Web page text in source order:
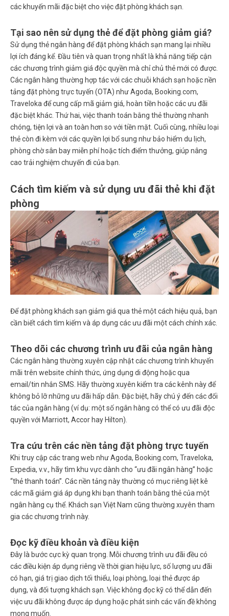
các khuyến mãi đặc biệt cho việc đặt phòng khách sạn.
Tại sao nên sử dụng thẻ để đặt phòng giảm giá?
Sử dụng thẻ ngân hàng để đặt phòng khách sạn mang lại nhiều
lợi ích đáng kể. Đầu tiên và quan trọng nhất là khả năng tiếp cận
các chương trình giảm giá độc quyền mà chỉ chủ thẻ mới có được.
Các ngân hàng thường hợp tác với các chuỗi khách sạn hoặc nền
tảng đặt phòng trực tuyến (OTA) như Agoda, Booking.com,
Traveloka để cung cấp mã giảm giá, hoàn tiền hoặc các ưu đãi
đặc biệt khác. Thứ hai, việc thanh toán bằng thẻ thường nhanh
chóng, tiện lợi và an toàn hơn so với tiền mặt. Cuối cùng, nhiều loại
thẻ còn đi kèm với các quyền lợi bổ sung như bảo hiểm du lịch,
phòng chờ sân bay miễn phí hoặc tích điểm thưởng, giúp nâng
cao trải nghiệm chuyến đi của bạn.
Cách tìm kiếm và sử dụng ưu đãi thẻ khi đặt
phòng
Đểđặt phòng khách sạn giảm giá qua thẻmột cách hiệu quả, bạn
cần biết cách tìm kiếm và áp dụng các ưu đãi một cách chính xác.
Theo dõi các chương trình ưu đãi của ngân hàng
Các ngân hàng thường xuyên cập nhật các chương trình khuyến
mãi trên website chính thức, ứng dụng di động hoặc qua
email/tin nhắn SMS. Hãy thường xuyên kiểm tra các kênh này để
không bỏ lỡ những ưu đãi hấp dẫn. Đặc biệt, hãy chú ý đến các đối
tác của ngân hàng (ví dụ: một số ngân hàng có thể có ưu đãi độc
quyền với Marriott, Accor hay Hilton).
Tra cứu trên các nền tảng đặt phòng trực tuyến
Khi truy cập các trang web như Agoda, Booking.com, Traveloka,
Expedia, v.v., hãy tìm khu vực dành cho “ưu đãi ngân hàng” hoặc
“thẻ thanh toán”. Các nền tảng này thường có mục riêng liệt kê
các mã giảm giá áp dụng khi bạn thanh toán bằng thẻ của một
ngân hàng cụ thể. Khách sạn Việt Nam cũng thường xuyên tham
gia các chương trình này.
Đọc kỹ điều khoản và điều kiện
Đây là bước cực kỳ quan trọng. Mỗi chương trình ưu đãi đều có
các điều kiện áp dụng riêng về thời gian hiệu lực, số lượng ưu đãi
có hạn, giá trị giao dịch tối thiểu, loại phòng, loại thẻ được áp
dụng, và đối tượng khách sạn. Việc không đọc kỹ có thể dẫn đến
việc ưu đãi không được áp dụng hoặc phát sinh các vấn đề không
mong muốn.